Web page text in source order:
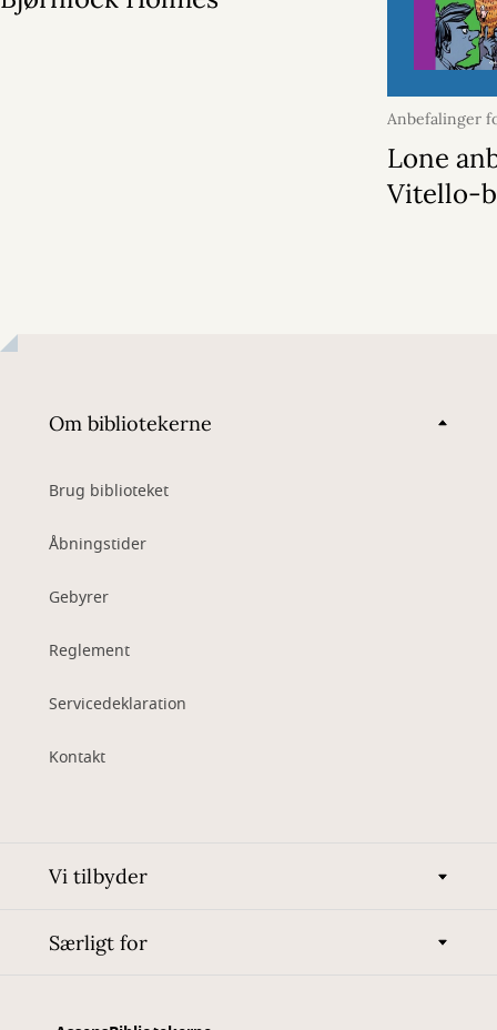
Anbefalinger
juni 2026
Lone
Vitello-
Om bibliotekerne
Brug biblioteket
Åbningstider
Gebyrer
Reglement
Servicedeklaration
Kontakt
Vi tilbyder
Særligt for